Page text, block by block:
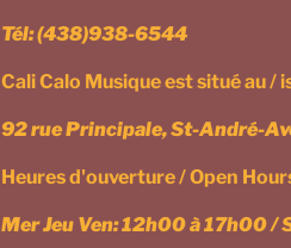
Tél:(438)938-6544
Cali Calo Musique est situé au /
92 rue Principale, St-André-
Heures d'ouverture / Open
Mer Jeu Ven: 12h00 à 17h00 /